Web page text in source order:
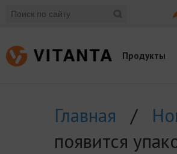
Продукты
Главная /
появится